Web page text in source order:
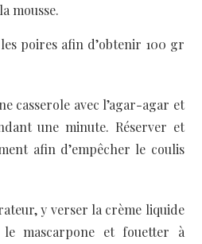
mousse.
poires afin d’obtenir 100 gr
casserole avec l’agar-agar et
une minute. Réserver et
afin d’empêcher le coulis
y verser la crème liquide
mascarpone et fouetter à